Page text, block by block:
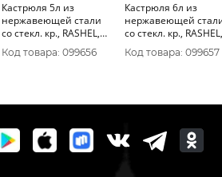
Кастрюля 5л из
нержавеющей стали
со стекл. кр., RASHEL,
24х11, 5см, R-50s
Код товара: 099656
Кастрюля 6л из
нержавеющей
со стекл. кр., RASHEL,
24х13, 5см, R-60s
Код товара: 099657